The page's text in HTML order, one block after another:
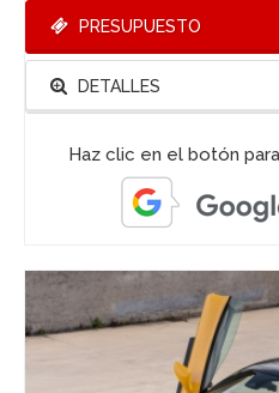
PRESUPUESTO
DETALLES
Haz clic en el botón